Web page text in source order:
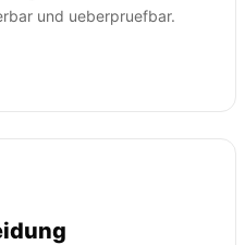
und ueberpruefbar.